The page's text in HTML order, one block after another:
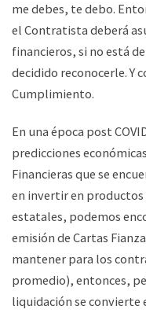
me debes, te debo.
el Contratista deberá
financieros, si no está
decidido reconocerle. Y
Cumplimiento.
En una época post
predicciones
Financieras que se
en invertir en
estatales, podemos
emisión de Cartas
mantener para los
promedio), entonces,
liquidación se convierte